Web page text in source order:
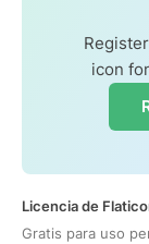
icon
Licencia de
Gratis para uso